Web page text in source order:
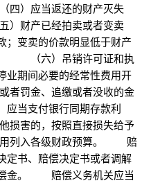
）应当返还的财产灭失
财产已经拍卖或者变卖
；变卖的价款明显低于财产
； （六）吊销许可证和执
业期间必要的经常性费用开
罚金、追缴或者没收的金
应当支付银行同期存款利
害的，按照直接损失给予
列入各级财政预算。 赔
定书、赔偿决定书或者调解
偿金。 赔偿义务机关应当